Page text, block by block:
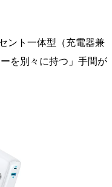
ント一体型（充電器兼
を別々に持つ」手間が